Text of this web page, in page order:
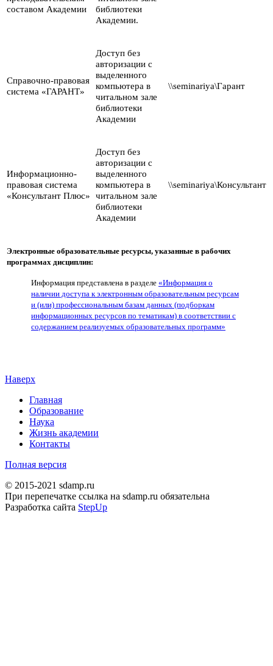
составом Академии
библиотеки
Академии.
Справочно-правовая
система «ГАРАНТ»
Доступ без
авторизации с
выделенного
компьютера в
читальном зале
библиотеки
Академии
\\seminariya\Гарант
Информационно-
правовая система
«Консультант Плюс»
Доступ без
авторизации с
выделенного
компьютера в
читальном зале
библиотеки
Академии
\\seminariya\Консультант
Электронные образовательные ресурсы, указанные в рабочих
программах дисциплин:
Информация представлена в разделе «Информация о
наличии доступа к электронным образовательным ресурсам
и (или) профессиональным базам данных (подборкам
информационных ресурсов по тематикам) в соответствии с
содержанием реализуемых образовательных программ»
Наверх
Главная
Образование
Наука
Жизнь академии
Контакты
Полная версия
© 2015-2021 sdamp.ru
При перепечатке ссылка на sdamp.ru обязательна
Разработка сайта StepUp